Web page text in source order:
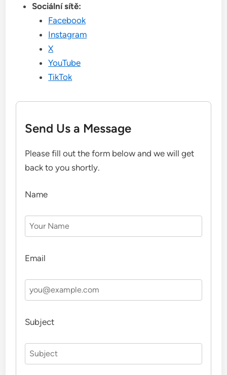
Sociální sítě:
Facebook
Instagram
X
YouTube
TikTok
Send Us a Message
Please fill out the form below and we will get
back to you shortly.
Name
Email
Subject